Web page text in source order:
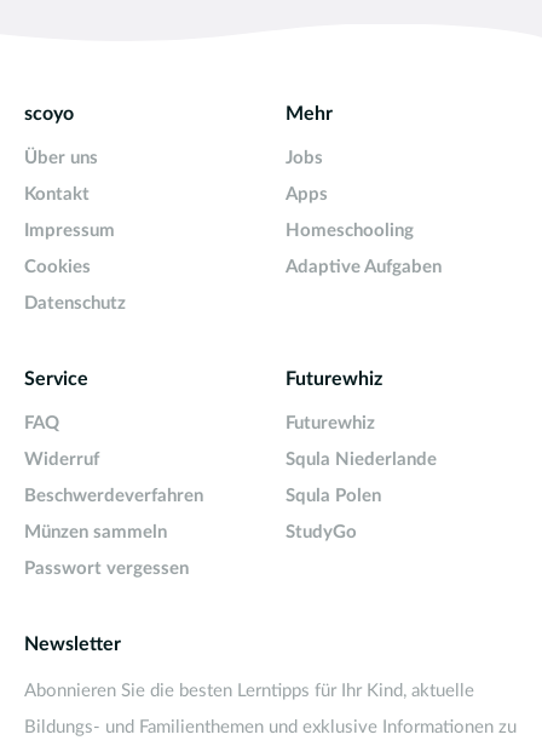
scoyo
Über uns
Kontakt
Impressum
Cookies
Datenschutz
Mehr
Jobs
Apps
Homeschooling
Adaptive Aufgaben
Service
FAQ
Widerruf
Beschwerdeverfahren
Münzen sammeln
Passwort vergessen
Futurewhiz
Futurewhiz
Squla Niederlande
Squla Polen
StudyGo
Newsletter
Abonnieren Sie die besten Lerntipps für Ihr Kind, aktuelle
Bildungs- und Familienthemen und exklusive Informationen zu